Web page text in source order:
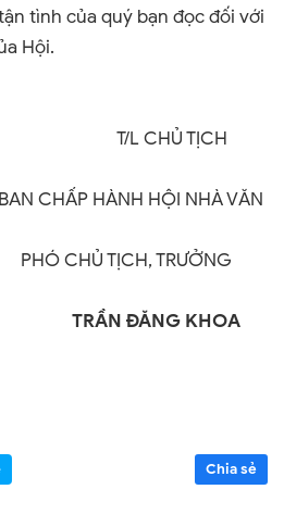
tình của quý bạn đọc đối với
Hội.
TỊCH
HÀNH HỘI NHÀ VĂN
PHÓCHỦ TỊCH, TRƯỞNG
TRẦN ĐĂNG KHOA
Chia sẻ